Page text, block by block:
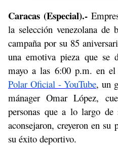
Caracas (Especial).-
la selección venezolana
campaña por su 85
una emotiva pieza que se
mayo a las 6:00 p.m. en
Polar Oficial - YouTube, un
mánager Omar López,
personas que a lo largo
aconsejaron, creyeron en su
su éxito deportivo.